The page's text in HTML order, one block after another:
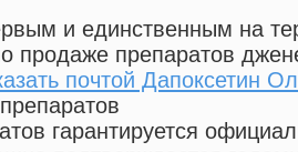
и единственным на
продаже препаратов
почтой Дапоксетин
гарантируется